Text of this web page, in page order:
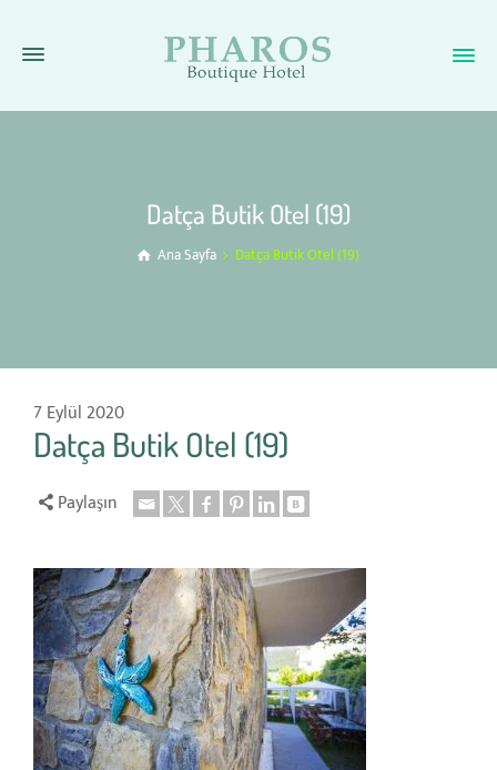
Datça Butik Otel (19)
Ana Sayfa Datça Butik Otel (19)
7 Eylül 2020
Datça Butik Otel (19)
Paylaşın